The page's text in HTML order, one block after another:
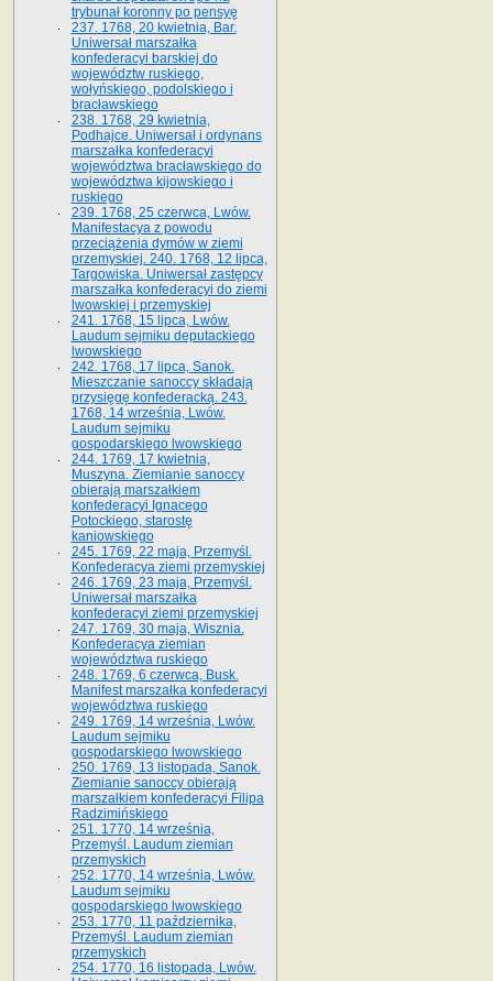
trybunał koronny po pensyę
237. 1768, 20 kwietnia, Bar.
Uniwersał marszałka
konfederacyi barskiej do
województw ruskiego,
wołyńskiego, podolskiego i
bracławskiego
238. 1768, 29 kwietnia,
Podhajce. Uniwersał i ordynans
marszałka konfederacyi
województwa bracławskiego do
wo­jewództwa kijowskiego i
ruskiego
239. 1768, 25 czerwca, Lwów.
Manifestacya z powodu
przeciążenia dymów w ziemi
przemyskiej. 240. 1768, 12 lipca,
Targowiska. Uniwersał zastępcy
marszałka konfederacyi do ziemi
lwowskiej i przemyskiej
241. 1768, 15 lipca, Lwów.
Laudum sejmiku deputackiego
lwowskiego
242. 1768, 17 lipca, Sanok.
Mieszczanie sanoccy składają
przysięgę konfederacką. 243.
1768, 14 września, Lwów.
Laudum sejmiku
gospodarskiego lwowskiego
244. 1769, 17 kwietnia,
Muszyna. Ziemianie sanoccy
obierają marszałkiem
konfederacyi Ignacego
Potockiego, starostę
kaniowskiego
245. 1769, 22 maja, Przemyśl.
Konfederacya ziemi przemyskiej
246. 1769, 23 maja, Przemyśl.
Uniwersał marszałka
konfederacyi ziemi przemyskiej
247. 1769, 30 maja, Wisznia.
Konfederacya ziemian
województwa ruskiego
248. 1769, 6 czerwca, Busk.
Manifest marszałka konfederacyi
województwa ruskiego
249. 1769, 14 września, Lwów.
Laudum sejmiku
gospodarskiego lwowskiego
250. 1769, 13 listopada, Sanok.
Ziemianie sanoccy obierają
marszałkiem konfederacyi Filipa
Radzimińskiego
251. 1770, 14 września,
Przemyśl. Laudum ziemian
przemyskich
252. 1770, 14 września, Lwów.
Laudum sejmiku
gospodarskiego lwowskiego
253. 1770, 11 października,
Przemyśl. Laudum ziemian
przemyskich
254. 1770, 16 listopada, Lwów.